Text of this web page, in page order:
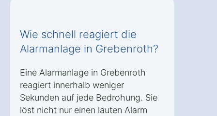
Wie schnell reagiert die
Alarmanlage in Grebenroth?
Eine Alarmanlage in Grebenroth
reagiert innerhalb weniger
Sekunden auf jede Bedrohung. Sie
löst nicht nur einen lauten Alarm